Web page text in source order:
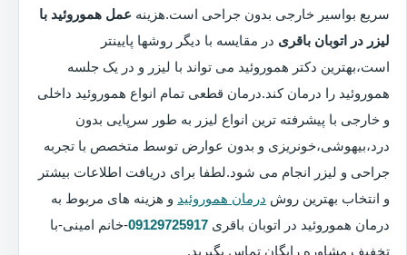
سریع بواسیر خارجی بدون جراحی است.هزینه عمل هموروئید با
لیزر در اتوبان باقری در مقایسه با دیگر روشها پایینتر
است،بهترین دکتر هموروئید می تواند با لیزر و در یک جلسه
هموروئید را درمان کند.درمان قطعی تمام انواع هموروئید داخلی
و خارجی با پیشرفته ترین انواع لیزر به طور سرپایی بدون
درد،بیهوشی،خونریزی و بدون عوارض توسط متخصص با تجربه
جراحی و لیزر انجام می شود.لطفا برای دریافت اطلاعات بیشتر
و انتخاب بهترین روش درمان هموروئید و هزینه های مربوط به
درمان هموروئید در اتوبان باقری 09129725917-خانم امینی-با
تخفیف مشاوره رایگان تماس بگیرید.